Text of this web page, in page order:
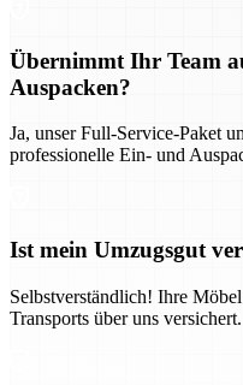
Übernimmt Ihr Team
Auspacken?
Ja, unser Full-Service-Paket
professionelle Ein- und
Ist mein Umzugsgut
Selbstverständlich! Ihre
Transports über uns versichert.